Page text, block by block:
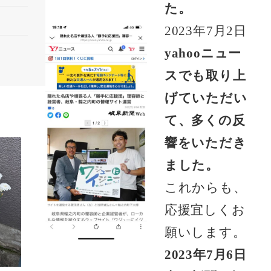
た。
2023年7月2日
yahooニュー
スでも取り上
げていただい
て、多くの反
響をいただき
ました。
これからも、
応援宜しくお
願いします。
2023年7月6日